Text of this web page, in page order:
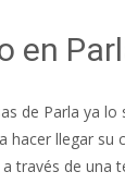
en
de Parla ya lo
hacer llegar su
través de una